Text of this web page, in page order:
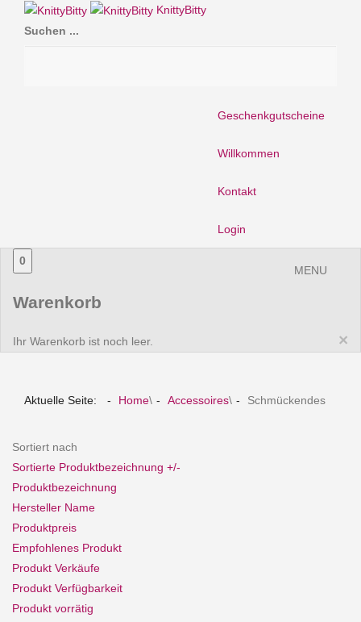
KnittyBitty
Suchen ...
Geschenkgutscheine
Willkommen
Kontakt
Login
MENU
0
Warenkorb
×
Ihr Warenkorb ist noch leer.
Aktuelle Seite: Home\ Accessoires\ Schmückendes
Sortiert nach
Sortierte Produktbezeichnung +/-
Produktbezeichnung
Hersteller Name
Produktpreis
Empfohlenes Produkt
Produkt Verkäufe
Produkt Verfügbarkeit
Produkt vorrätig